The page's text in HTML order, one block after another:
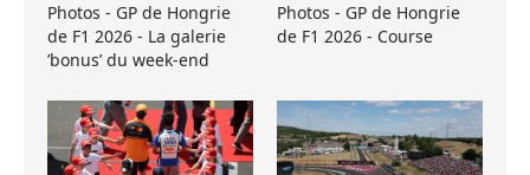
Photos - GP de Hongrie
de F1 2026 - La galerie
’bonus’ du week-end
Photos - GP de Hongrie
de F1 2026 - Course